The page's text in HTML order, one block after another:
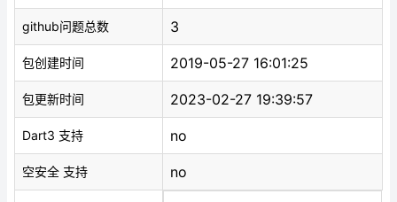
github问题总数 3
包创建时间 2019-05-27 16:01:25
包更新时间 2023-02-27 19:39:57
Dart3 支持 no
空安全 支持 no